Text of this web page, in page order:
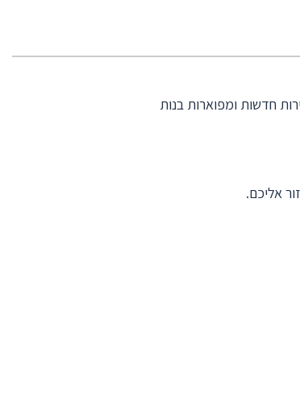
מבוצע חיזוק וחידוש המבנה הקיים, תוספת של ממ”דים ומרפסות שמש לדירות הקיימות ותוספת של 6 דירות חדשות ומפוארות בנות
אליכם.